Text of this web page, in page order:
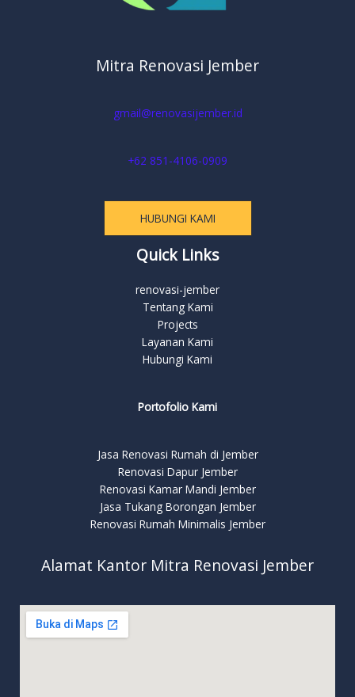
Mitra Renovasi Jember
gmail@renovasijember.id
+62 851-4106-0909
HUBUNGI KAMI
Quick Links
renovasi-jember
Tentang Kami
Projects
Layanan Kami
Hubungi Kami
Portofolio Kami
Jasa Renovasi Rumah di Jember
Renovasi Dapur Jember
Renovasi Kamar Mandi Jember
Jasa Tukang Borongan Jember
Renovasi Rumah Minimalis Jember
Alamat Kantor Mitra Renovasi Jember